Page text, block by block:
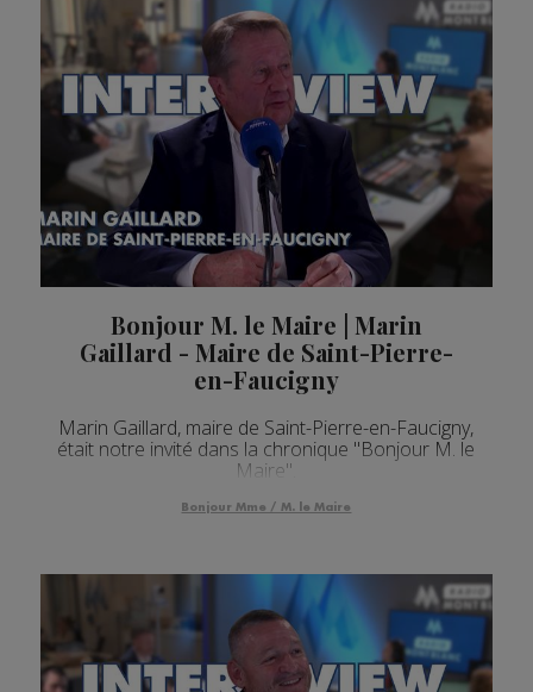
Bonjour M. le Maire | Marin
Gaillard - Maire de Saint-Pierre-
en-Faucigny
Marin Gaillard, maire de Saint-Pierre-en-Faucigny,
était notre invité dans la chronique "Bonjour M. le
Maire".
Bonjour Mme / M. le Maire